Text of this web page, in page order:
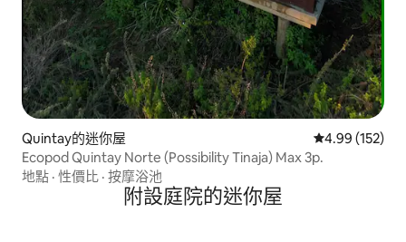
Quintay的迷你屋 從 152 則評價
4.99 (152)
Ecopod Quintay Norte (Possibility Tinaja) Max 3p.
地點 · 性價比 · 按摩浴池
附設庭院的迷你屋